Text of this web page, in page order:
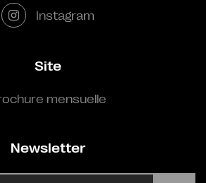
Instagram
Site
mensuelle
Newsletter